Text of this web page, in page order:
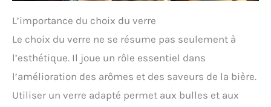
L’importance du choix du verre
Le choix du verre ne se résume pas seulement à
l’esthétique. Il joue un rôle essentiel dans
l’amélioration des arômes et des saveurs de la bière.
Utiliser un verre adapté permet aux bulles et aux